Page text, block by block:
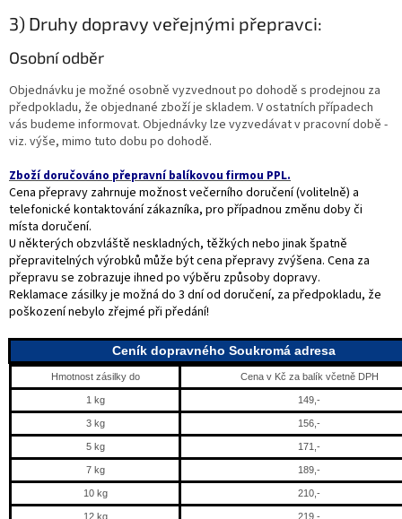
3) Druhy dopravy veřejnými přepravci:
Osobní odběr
Objednávku je možné osobně vyzvednout po dohodě s prodejnou za
předpokladu, že objednané zboží je skladem. V ostatních případech
vás budeme informovat. Objednávky lze vyzvedávat v pracovní době -
viz. výše, mimo tuto dobu po dohodě.
Zboží doručováno přepravní balíkovou firmou PPL.
Cena přepravy zahrnuje možnost večerního doručení (volitelně) a
telefonické kontaktování zákazníka, pro případnou změnu doby či
místa doručení.
U některých obzvláště neskladných, těžkých nebo jinak špatně
přepravitelných výrobků může být cena přepravy zvýšena. Cena za
přepravu se zobrazuje ihned po výběru způsoby dopravy.
Reklamace zásilky je možná do 3 dní od doručení, za předpokladu, že
poškození nebylo zřejmé při předání!
Ceník dopravného Soukromá adresa
Hmotnost zásilky do Cena v Kč za balík včetně DPH
1 kg 149,-
3 kg 156,-
5 kg 171,-
7 kg 189,-
10 kg 210,-
12 kg 219,-